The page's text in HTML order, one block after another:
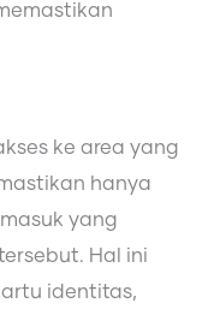
ke area yang
hanya
yang
Hal ini
identitas,